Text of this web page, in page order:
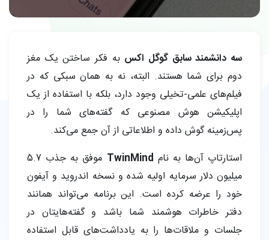
سه دانشمند سابق گوگل اکس به فکر ساختن یک مغز
دوم برای شما هستند. البته، نه به همان سبکی که در
فیلم‌های علمی-تخیلی وجود دارد، بلکه با استفاده از یک
اپلیکیشن هوش مصنوعی که گفته‌های شما را در
پس‌زمینه گوش داده و اطلاعاتی از آن جمع می‌کند.
استارتاپ آن‌ها به نام TwinMind
موفق به جذب 5.7
میلیون دلار سرمایه اولیه شده و نسخه اندروید و آیفون
خود را عرضه کرده است. این برنامه می‌تواند همانند
دفتر خاطرات هوشمند شما باشد و گفته‌هایتان در
جلسات و ملاقات‌ها را به یادداشت‌های قابل استفاده